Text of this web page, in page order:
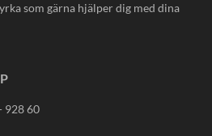
som gärna hjälper dig med dina
928 60